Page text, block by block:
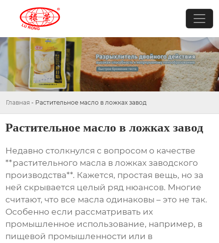
Главная - Растительное масло в ложках завод
Растительное масло в ложках завод
Недавно столкнулся с вопросом о качестве
**растительного масла в ложках заводского
производства**. Кажется, простая вещь, но за
ней скрывается целый ряд нюансов. Многие
считают, что все масла одинаковы – это не так.
Особенно если рассматривать их
промышленное использование, например, в
пищевой промышленности или в